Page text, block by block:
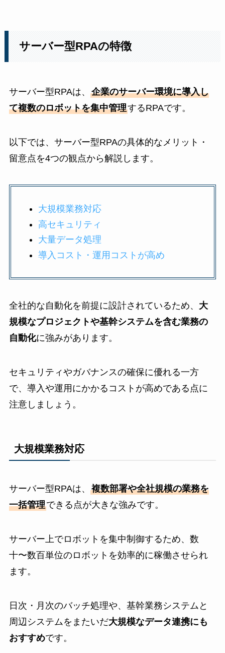
サーバー型RPAの特徴
サーバー型RPAは、 企業のサーバー環境に導入し
て複数のロボットを集中管理するRPAです。
以下では、サーバー型RPAの具体的なメリット・
留意点を4つの観点から解説します。
大規模業務対応
高セキュリティ
大量データ処理
導入コスト・運用コストが高め
全社的な自動化を前提に設計されているため、 大
規模なプロジェクトや基幹システムを含む業務の
自動化に強みがあります。
セキュリティやガバナンスの確保に優れる一方
で、導入や運用にかかるコストが高めである点に
注意しましょう。
大規模業務対応
サーバー型RPAは、 複数部署や全社規模の業務を
一括管理できる点が大きな強みです。
サーバー上でロボットを集中制御するため、数
十〜数百単位のロボットを効率的に稼働させられ
ます。
日次・月次のバッチ処理や、基幹業務システムと
周辺システムをまたいだ大規模なデータ連携にも
おすすめです。